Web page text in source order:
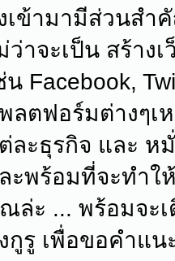
เข้ามามีส่วนสำ
ว่าจะเป็น สร้าง
น Facebook,
ลตฟอร์มต่างๆเ
ละธุรกิจ และ ห
ะพร้อมที่จะทำใ
ล่ะ ... พร้อมจะเ
กูรู เพื่อขอคำแน